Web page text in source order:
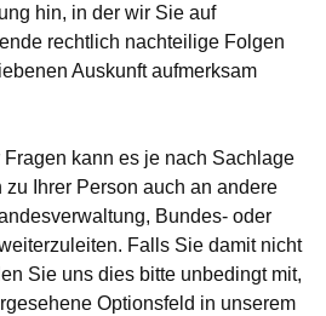
hin, in der wir Sie auf
rechtlich nachteilige Folgen
Auskunft aufmerksam
kann es je nach Sachlage
Ihrer Person auch an andere
Bundes- oder
Falls Sie damit nicht
Sie uns dies bitte unbedingt mit,
Optionsfeld in unserem